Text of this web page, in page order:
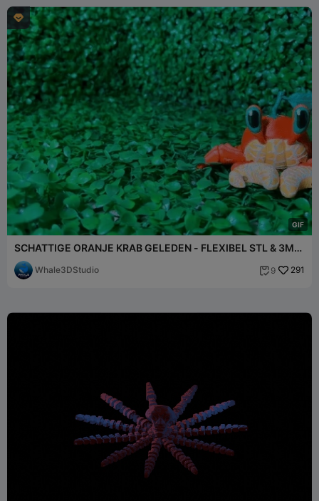
GIF

SCHATTIGE ORANJE KRAB GELEDEN - FLEXIBEL STL & 3MF
MEERKLEURIG
Whale3DStudio  9 291